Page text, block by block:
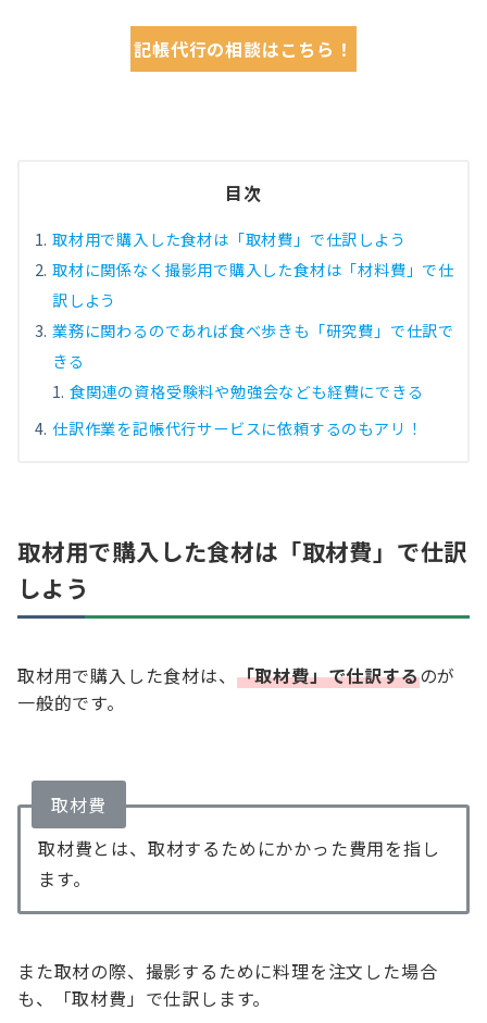
記帳代行の相談はこちら！
目次
取材用で購入した食材は「取材費」で仕訳しよう
取材に関係なく撮影用で購入した食材は「材料費」で仕
訳しよう
業務に関わるのであれば食べ歩きも「研究費」で仕訳で
きる
食関連の資格受験料や勉強会なども経費にできる
仕訳作業を記帳代行サービスに依頼するのもアリ！
取材用で購入した食材は「取材費」で仕訳
しよう
取材用で購入した食材は、 「取材費」で仕訳するのが
一般的です。
取材費
取材費とは、取材するためにかかった費用を指し
ます。
また取材の際、撮影するために料理を注文した場合
も、「取材費」で仕訳します。